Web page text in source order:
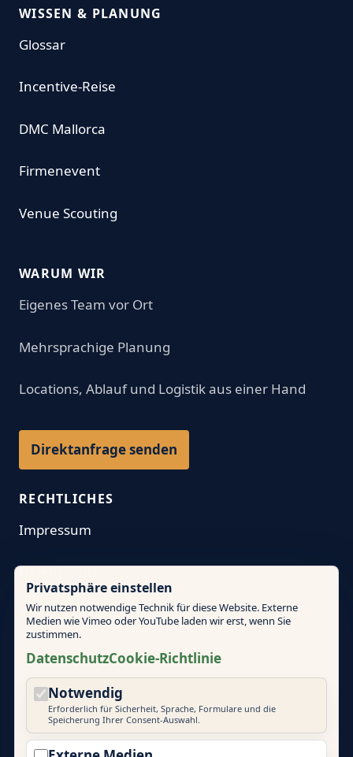
WISSEN & PLANUNG
Glossar
Incentive-Reise
DMC Mallorca
Firmenevent
Venue Scouting
WARUM WIR
Eigenes Team vor Ort
Mehrsprachige Planung
Locations, Ablauf und Logistik aus einer Hand
Direktanfrage senden
RECHTLICHES
Impressum
Datenschutz
AGB
Cookie-Richtlinie
Cookie-Einstellungen
Privatsphäre einstellen
Wir nutzen notwendige Technik für diese Website. Externe
Medien wie Vimeo oder YouTube laden wir erst, wenn Sie
zustimmen.
DatenschutzCookie-Richtlinie
Notwendig
Erforderlich für Sicherheit, Sprache, Formulare und die
Speicherung Ihrer Consent-Auswahl.